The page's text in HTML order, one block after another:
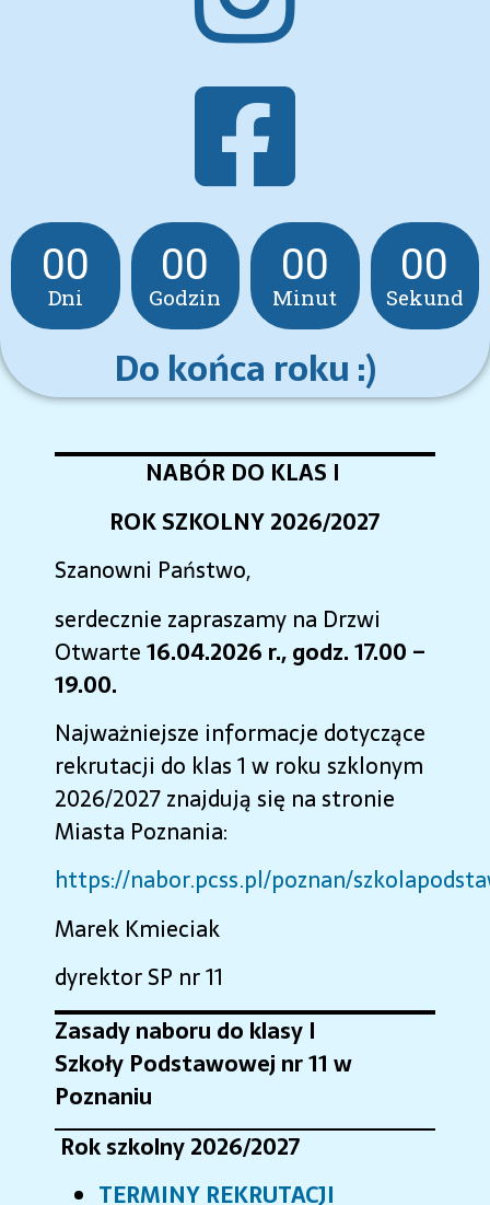
00
Dni
00
Godzin
00
Minut
00
Sekund
Do końca roku :)
NABÓR DO KLAS I
ROK SZKOLNY 2026/2027
Szanowni Państwo,
serdecznie zapraszamy na Drzwi
Otwarte16.04.2026 r., godz. 17.00 –
19.00.
Najważniejsze informacje dotyczące
rekrutacji do klas 1 w roku szklonym
2026/2027 znajdują się na stronie
Miasta Poznania:
https://nabor.pcss.pl/poznan/
Marek Kmieciak
dyrektor SP nr 11
Zasady naboru do klasy I
Szkoły Podstawowej nr 11 w
Poznaniu
Rok szkolny 2026/2027
TERMINY REKRUTACJI